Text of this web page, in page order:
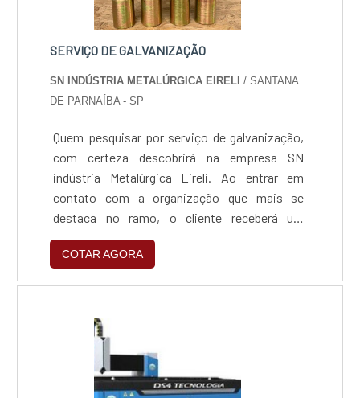
SERVIÇO DE GALVANIZAÇÃO
SN INDÚSTRIA METALÚRGICA EIRELI / SANTANA
DE PARNAÍBA - SP
Quem pesquisar por serviço de galvanização,
com certeza descobrirá na empresa SN
indústria Metalúrgica Eireli. Ao entrar em
contato com a organização que mais se
destaca no ramo, o cliente receberá um
suporte completo para sanar eventuais
dúvidas sobre o serviço que deseja
solicitar.ALGUNS DETALHES SOBRE SERVIÇO
serviço de galvanização em uma empresa
inovadora, encontra na internet a SN indústria
Metalúrgica Eireli. Com grande expressão de
mercado quando o assunto é corte e dobra de
COTAR AGORA